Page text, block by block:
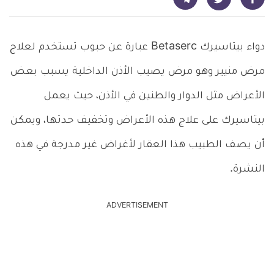
دواء بيتاسيرك Betaserc عبارة عن حبوب تستخدم لعلاج
مرض منيير وهو مرض يصيب الأذن الداخلية يسبب بعض
الأعراض مثل الدوار والطنين في الأذن، حيث يعمل
بيتاسيرك على علاج هذه الأعراض وتخفيف حدتها، ويمكن
أن يصف الطبيب هذا العقار لأغراض غير مدرجة في هذه
النشرة.
ADVERTISEMENT